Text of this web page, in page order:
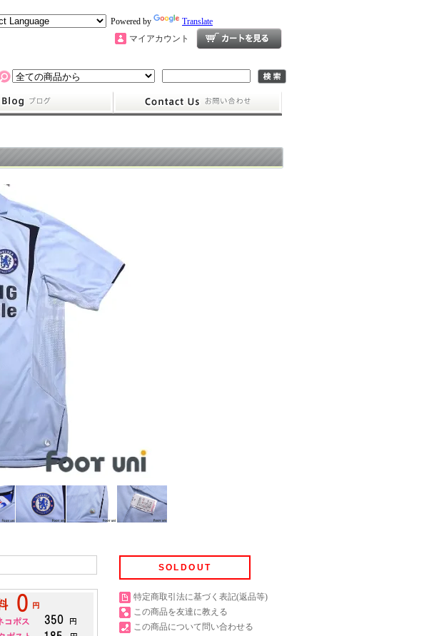
Powered by
Translate
マイアカウント
SOLDOUT
特定商取引法に基づく表記(返品等)
この商品を友達に教える
この商品について問い合わせる